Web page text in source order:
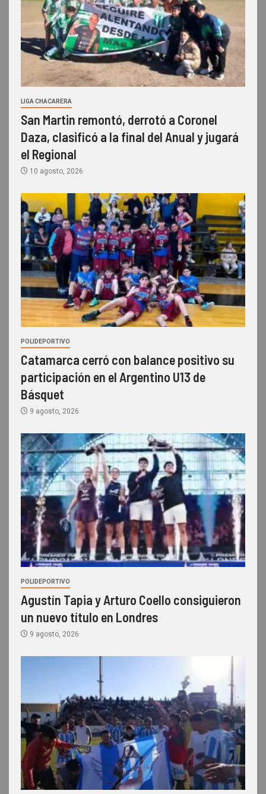
LIGA CHACARERA
San Martin remontó, derrotó a Coronel
Daza, clasificó a la final del Anual y jugará
el Regional
10 agosto, 2026
POLIDEPORTIVO
Catamarca cerró con balance positivo su
participación en el Argentino U13 de
Básquet
9 agosto, 2026
POLIDEPORTIVO
Agustín Tapia y Arturo Coello consiguieron
un nuevo título en Londres
9 agosto, 2026